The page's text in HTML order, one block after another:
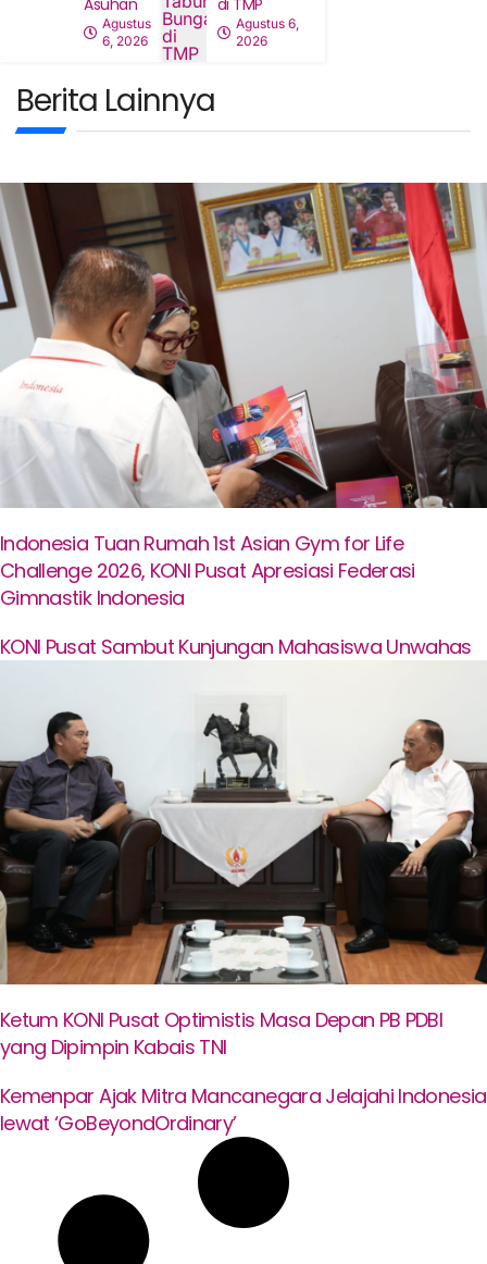
Asuhan
Agustus
6, 2026
di TMP
Agustus 6,
2026
Berita Lainnya
Indonesia Tuan Rumah 1st Asian Gym for Life
Challenge 2026, KONI Pusat Apresiasi Federasi
Gimnastik Indonesia
KONI Pusat Sambut Kunjungan Mahasiswa Unwahas
Ketum KONI Pusat Optimistis Masa Depan PB PDBI
yang Dipimpin Kabais TNI
Kemenpar Ajak Mitra Mancanegara Jelajahi Indonesia
lewat ‘GoBeyondOrdinary’